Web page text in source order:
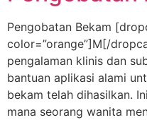
Pengobatan Bekam
color=”orange”]M[/
pengalaman klinis dan
bantuan aplikasi alami
bekam telah dihasilkan.
mana seorang wanita